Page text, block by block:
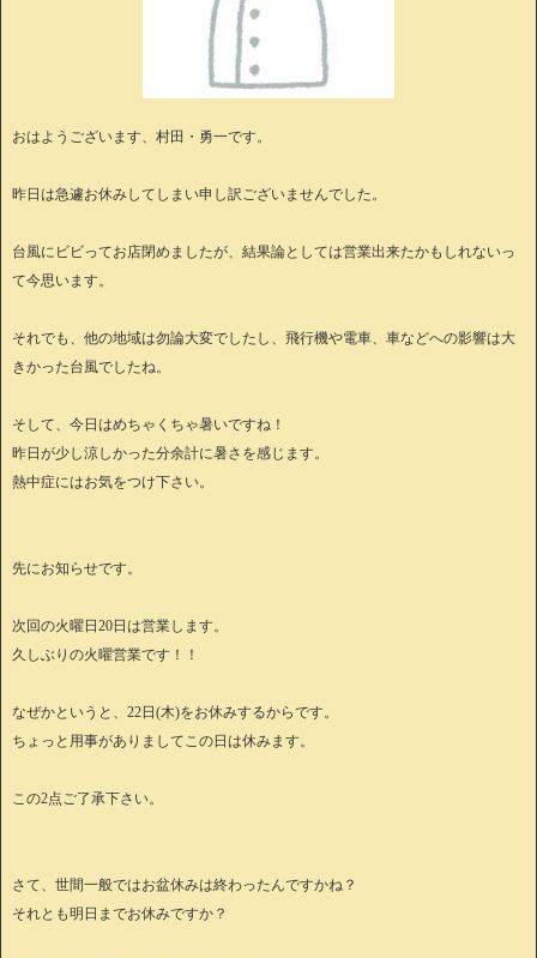
おはようございます、村田・勇一です。
昨日は急遽お休みしてしまい申し訳ございませんでした。
台風にビビってお店閉めましたが、結果論としては営業出来たかもしれないっ
て今思います。
それでも、他の地域は勿論大変でしたし、飛行機や電車、車などへの影響は大
きかった台風でしたね。
そして、今日はめちゃくちゃ暑いですね！
昨日が少し涼しかった分余計に暑さを感じます。
熱中症にはお気をつけ下さい。
先にお知らせです。
次回の火曜日20日は営業します。
久しぶりの火曜営業です！！
なぜかというと、22日(木)をお休みするからです。
ちょっと用事がありましてこの日は休みます。
この2点ご了承下さい。
さて、世間一般ではお盆休みは終わったんですかね？
それとも明日までお休みですか？